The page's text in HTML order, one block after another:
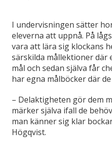
I undervisningen sätter
eleverna att uppnå. På
vara att lära sig klockans
särskilda mållektioner där
mål och sedan själva får
har egna målböcker där
– Delaktigheten gör dem
märker själva ifall de
man känner sig klar
Högqvist.